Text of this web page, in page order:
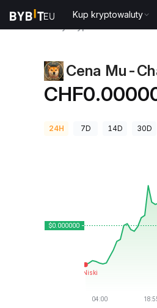
Kup kryptowaluty
Cena Mu-
24H 7D 14D 30D